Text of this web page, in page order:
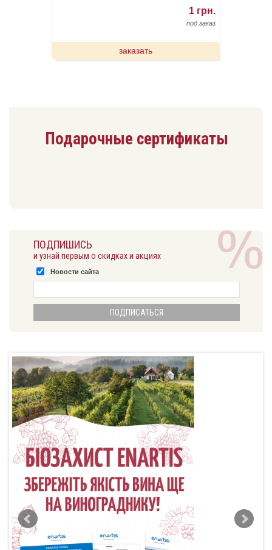
1 грн.
под заказ
заказать
Подарочные сертификаты
ПОДПИШИСЬ
и узнай первым о скидках и акциях
Новости сайта